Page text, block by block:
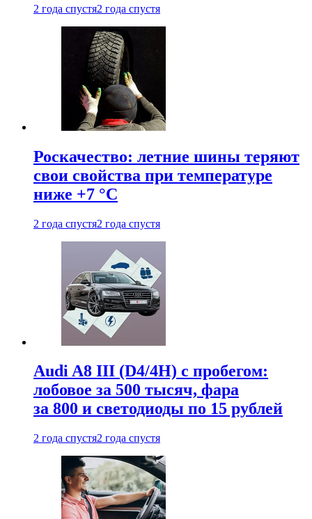
2 года спустя2 года спустя
Роскачество: летние шины теряют
свои свойства при температуре
ниже +7 °C
2 года спустя2 года спустя
Audi A8 III (D4/4H) c пробегом:
лобовое за 500 тысяч, фара
за 800 и светодиоды по 15 рублей
2 года спустя2 года спустя